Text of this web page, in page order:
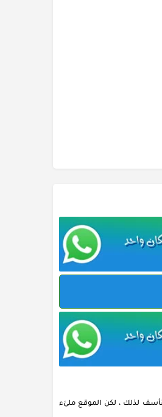
لذلك ، لكن الموقع ملئء